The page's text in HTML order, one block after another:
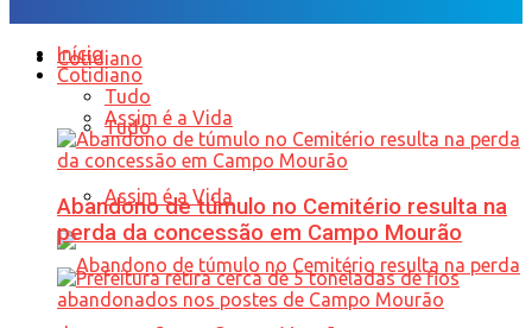
Cotidiano
Tudo
Assim é a Vida
Início
Cotidiano
Tudo
Assim é a Vida
Abandono de túmulo no Cemitério resulta na
perda da concessão em Campo Mourão